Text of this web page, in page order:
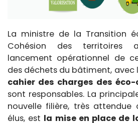
La ministre de la Transition
Cohésion des territoires
lancement opérationnel de
des déchets du bâtiment, avec
cahier des charges des
sont responsables. La
nouvelle filière, très attendue
élus, est la mise en place de